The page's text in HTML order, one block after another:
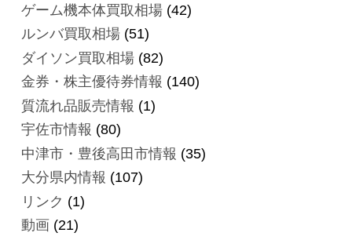
ゲーム機本体買取相場(42)
ルンバ買取相場(51)
ダイソン買取相場(82)
金券・株主優待券情報 (140)
質流れ品販売情報 (1)
宇佐市情報 (80)
中津市・豊後高田市情報 (35)
大分県内情報 (107)
リンク (1)
動画 (21)